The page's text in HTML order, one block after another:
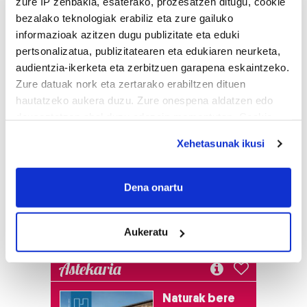
bezalako teknologiak erabiliz eta zure gailuko
informazioak azitzen dugu publizitate eta eduki
pertsonalizatua, publizitatearen eta edukiaren neurketa,
audientzia-ikerketa eta zerbitzuen garapena eskaintzeko.
Zure datuak nork eta zertarako erabiltzen dituen
hautatzeko aukera duzu. Zure onespena aldatzen edo
If you allow, we would also like to:
Collect information about your geographical
Identify your device by actively scanning it for
specific characteristics (fingerprinting)
Find out more about how your personal data is processed
Xehetasunak ikusi
Dena onartu
Aukeratu
Astekaria
Naturak bere